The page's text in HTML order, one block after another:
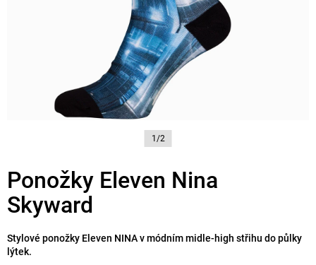
1/2
Ponožky Eleven Nina
Skyward
Stylové ponožky Eleven NINA v módním midle-high střihu do půlky
lýtek.